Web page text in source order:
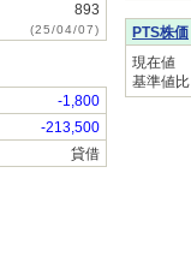
893
(25/04/07)
-1,800
-213,500
貸借
PTS株価
現在値
基準値比